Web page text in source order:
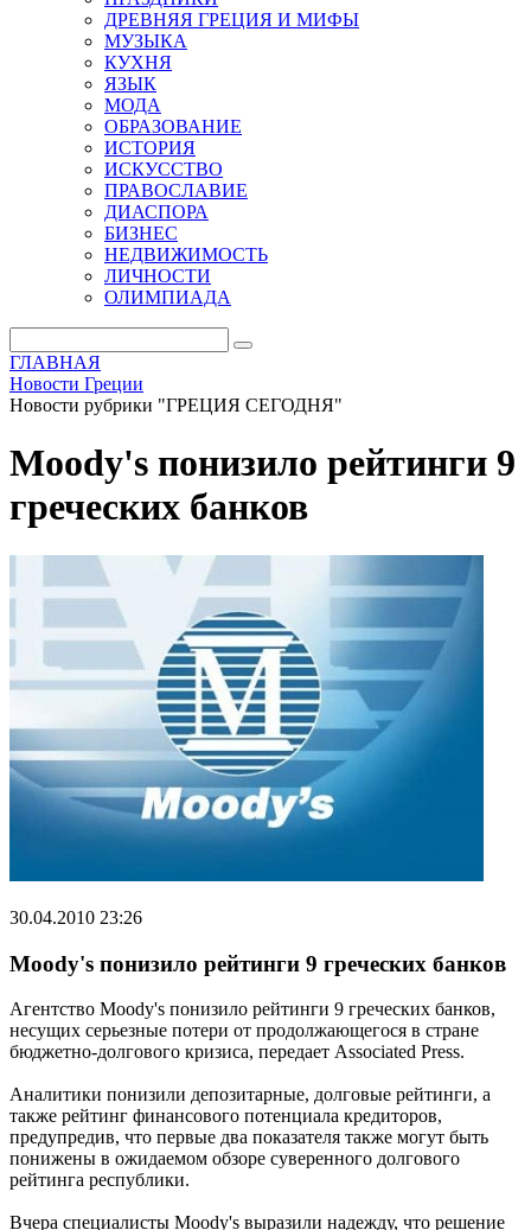
ДРЕВНЯЯ ГРЕЦИЯ И МИФЫ
МУЗЫКА
КУХНЯ
ЯЗЫК
МОДА
ОБРАЗОВАНИЕ
ИСТОРИЯ
ИСКУССТВО
ПРАВОСЛАВИЕ
ДИАСПОРА
БИЗНЕС
НЕДВИЖИМОСТЬ
ЛИЧНОСТИ
ОЛИМПИАДА
ГЛАВНАЯ
Новости Греции
Новости рубрики "ГРЕЦИЯ СЕГОДНЯ"
Moody's понизило рейтинги 9
греческих банков
30.04.2010 23:26
Moody's понизило рейтинги 9 греческих банков
Агентство Moody's понизило рейтинги 9 греческих банков,
несущих серьезные потери от продолжающегося в стране
бюджетно-долгового кризиса, передает Associated Press.
Аналитики понизили депозитарные, долговые рейтинги, а
также рейтинг финансового потенциала кредиторов,
предупредив, что первые два показателя также могут быть
понижены в ожидаемом обзоре суверенного долгового
рейтинга республики.
Вчера специалисты Moody's выразили надежду, что решение